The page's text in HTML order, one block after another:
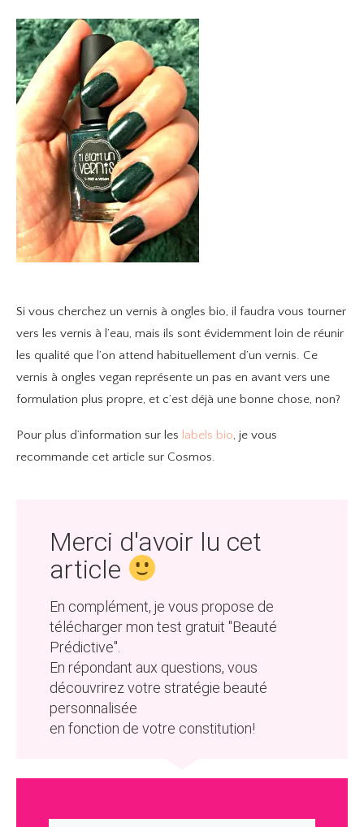
Si vous cherchez un vernis à ongles bio, il faudra vous tourner
vers les vernis à l’eau, mais ils sont évidemment loin de réunir
les qualité que l’on attend habituellement d’un vernis. Ce
vernis à ongles vegan représente un pas en avant vers une
formulation plus propre, et c’est déjà une bonne chose, non?
Pour plus d’information sur les labels bio, je vous
recommande cet article sur Cosmos.
​Merci d'avoir lu cet
article
​En complément, je vous propose de
télécharger mon test gratuit "Beauté
Prédictive". ​
En répondant aux questions, vous
découvrirez votre stratégie beauté
personnalisée
en fonction de votre constitution!